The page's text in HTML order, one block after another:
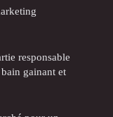
responsable
gainant et